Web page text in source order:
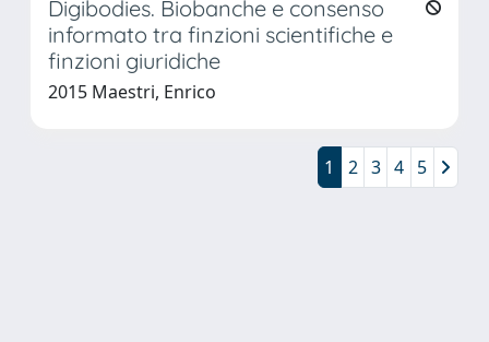
Digibodies. Biobanche e consenso
informato tra finzioni scientifiche e
finzioni giuridiche
2015 Maestri, Enrico
1 2 3 4 5